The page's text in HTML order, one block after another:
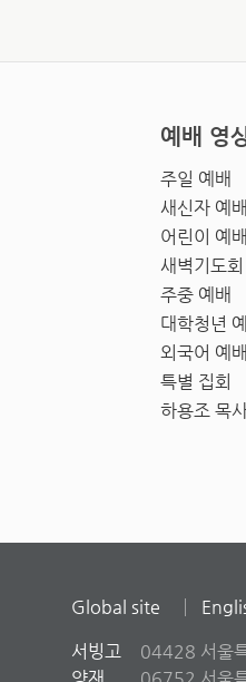
예배 영
주일 예배
새신자 예배
어린이 예배
새벽기도회
주중 예배
대학청년
외국어 예배
특별 집회
하용조 목
Global site
서빙고 04428 서울